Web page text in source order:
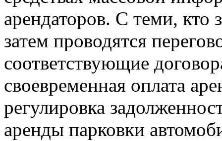
арендаторов. С теми, кто
затем проводятся
соответствующие
своевременная оплата
регулировка
аренды парковки